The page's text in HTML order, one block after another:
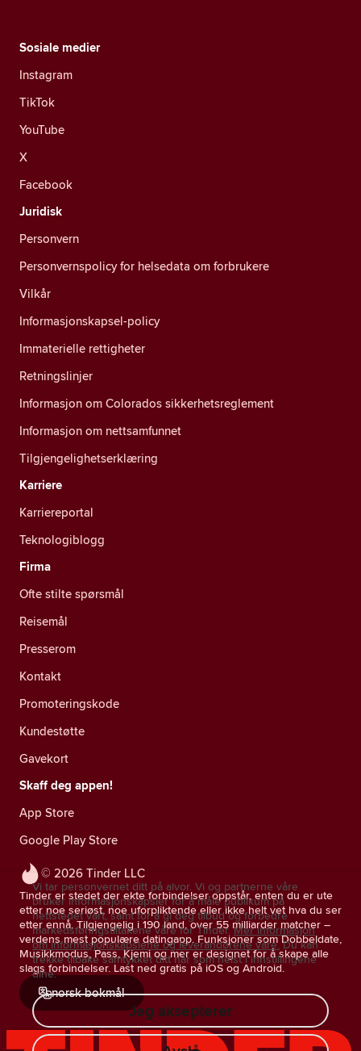
© 2026 Tinder LLC
Tinder er stedet der ekte forbindelser oppstår, enten du er ute
etter noe seriøst, noe uforpliktende eller ikke helt vet hva du ser
etter ennå. Tilgjengelig i 190 land, over 55 milliarder matcher –
verdens mest populære datingapp. Funksjoner som Dobbeldate,
Musikkmodus, Pass, Kjemi og mer er designet for å skape alle
slags forbindelser. Last ned gratis på iOS og Android.
norsk bokmål
Sosiale medier
Instagram
TikTok
YouTube
X
Facebook
Juridisk
Personvern
Personvernspolicy for helsedata om forbrukere
Vilkår
Informasjonskapsel-policy
Immaterielle rettigheter
Retningslinjer
Informasjon om Colorados sikkerhetsreglement
Informasjon om nettsamfunnet
Tilgjengelighetserklæring
Karriere
Karriereportal
Teknologiblogg
Firma
Ofte stilte spørsmål
Reisemål
Presserom
Kontakt
Promoteringskode
Kundestøtte
Gavekort
Skaff deg appen!
App Store
Google Play Store
Vi tar personvernet ditt på alvor. Vi og partnerne våre
bruker informasjonskapsler for å måle publikum på
nettstedet vårt, samt for å gi deg tilbud og forbedre
markedsføringstiltakene våre for Tinder. Mer informasjon
om informasjonskapslene og leverandørene våre. Du kan
trekke tilbake samtykket ditt når som helst i innstillingene
dine.
Jeg aksepterer